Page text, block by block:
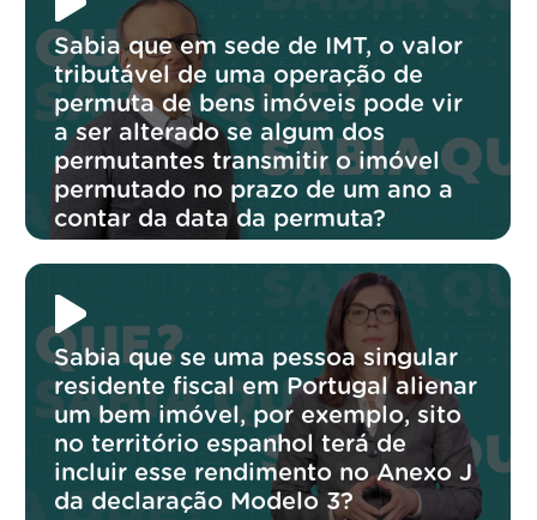
Sabia que em sede de IMT, o valor
tributável de uma operação de
permuta de bens imóveis pode vir
a ser alterado se algum dos
permutantes transmitir o imóvel
permutado no prazo de um ano a
contar da data da permuta?
Sabia que se uma pessoa singular
residente fiscal em Portugal alienar
um bem imóvel, por exemplo, sito
no território espanhol terá de
incluir esse rendimento no Anexo J
da declaração Modelo 3?